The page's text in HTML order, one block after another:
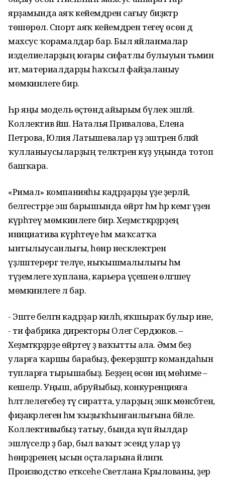
ярҙамында аяҡ кейемдәренә сағыу биҙәктәр
төшөрөлә. Спорт аяҡ кейемдәрен тегеү өсөн дә
махсус ҡорамалдар бар. Был яйланмалар
изделиеларҙың юғары сифатлы булыуын тәьмин
итә, материалдарҙы һаҡсыл файҙаланыу
мөмкинлеге бирә.
Һәр яңы модель өҫтөндә айырым бүлек эшләй.
Коллектив йәш. Наталья Привалова, Елена
Петрова, Юлия Латышевалар үҙ эштәрен бәләкәй
ҡулланыусыларҙың теләктәрен күҙ уңында тотоп
башҡара.
«Римал» компанияһы кадрҙарҙы үҙе әҙерләй,
белгестәрҙе эш барышында өйрәтә һәм һәр кемгә үҙен
күрһәтеү мөмкинлеге бирә. Хеҙмєткәрҙәрҙең
инициатива күрһәтеүе һәм маҡсатҡа
ынтылыусанлығы, һөнәр нескәлектәрен
үҙләштерергә теләүе, ныҡышмалылығы һәм
түҙемлеге хуплана, карьера үҫешенә өлгәшеү
мөмкинлеге лә бар.
- Эште белгән кадрҙар килһә, яҡшыраҡ булыр ине,
- ти фабрика директоры Олег Сердюков. –
Хеҙмәткәрҙәрҙе өйрәтеү ҙә ваҡытты ала. Әммә беҙ
уларға ҡаршы барабыҙ, фекерҙәштәр командаһын
тупларға тырышабыҙ. Беҙҙең өсөн иң мөһиме –
кешеләр. Уңыш, абруйыбыҙ, конкуренцияға
һәләтлелегебеҙ тәү сиратта, уларҙың эшкә мөнәсәбәтенә,
фиҙакәрлегенә һәм ҡыҙыҡһынғанлығына бәйле.
Коллективыбыҙ татыу, бында күп йылдар
эшләүселәр ҙә бар, был ваҡыт эсендә улар үҙ
һөнәрҙәренең ысын оҫталарына әйләнгән.
Производство етәксеһе Светлана Крылованы, әҙер